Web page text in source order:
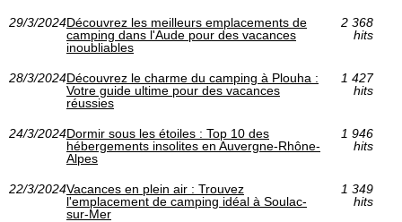
29/3/2024Découvrez les meilleurs emplacements de
camping dans l'Aude pour des vacances
inoubliables
2 368
hits
28/3/2024Découvrez le charme du camping à Plouha :
Votre guide ultime pour des vacances
réussies
1 427
hits
24/3/2024Dormir sous les étoiles : Top 10 des
hébergements insolites en Auvergne-Rhône-
Alpes
1 946
hits
22/3/2024Vacances en plein air : Trouvez
l'emplacement de camping idéal à Soulac-
sur-Mer
1 349
hits